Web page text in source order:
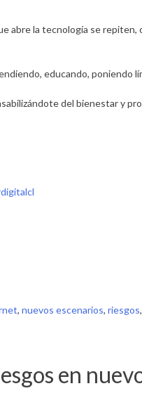
la tecnología se
educando, poniendo
del bienestar y
, nuevos escenarios, riesgos,
en